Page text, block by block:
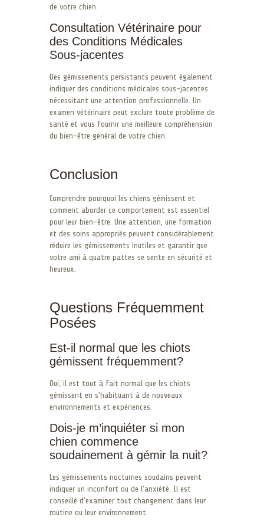
de votre chien.
Consultation Vétérinaire pour
des Conditions Médicales
Sous-jacentes
Des gémissements persistants peuvent également
indiquer des conditions médicales sous-jacentes
nécessitant une attention professionnelle. Un
examen vétérinaire peut exclure toute problème de
santé et vous fournir une meilleure compréhension
du bien-être général de votre chien.
Conclusion
Comprendre pourquoi les chiens gémissent et
comment aborder ce comportement est essentiel
pour leur bien-être. Une attention, une formation
et des soins appropriés peuvent considérablement
réduire les gémissements inutiles et garantir que
votre ami à quatre pattes se sente en sécurité et
heureux.
Questions Fréquemment
Posées
Est-il normal que les chiots
gémissent fréquemment?
Oui, il est tout à fait normal que les chiots
gémissent en s’habituant à de nouveaux
environnements et expériences.
Dois-je m’inquiéter si mon
chien commence
soudainement à gémir la nuit?
Les gémissements nocturnes soudains peuvent
indiquer un inconfort ou de l’anxiété. Il est
conseillé d’examiner tout changement dans leur
routine ou leur environnement.